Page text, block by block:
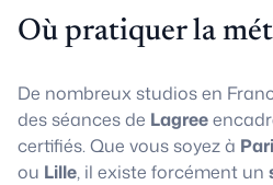
Où pratiquer la
De nombreux studios en
des séances de Lagree
certifiés. Que vous soyez à
ou Lille, il existe forcément un